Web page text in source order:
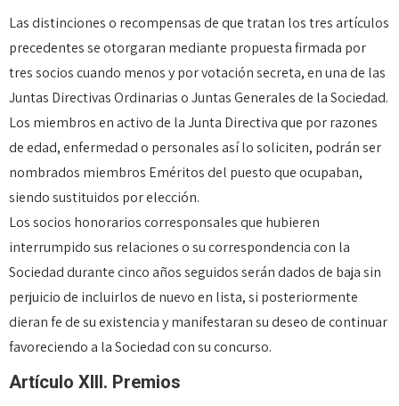
Las distinciones o recompensas de que tratan los tres artículos
precedentes se otorgaran mediante propuesta firmada por
tres socios cuando menos y por votación secreta, en una de las
Juntas Directivas Ordinarias o Juntas Generales de la Sociedad.
Los miembros en activo de la Junta Directiva que por razones
de edad, enfermedad o personales así lo soliciten, podrán ser
nombrados miembros Eméritos del puesto que ocupaban,
siendo sustituidos por elección.
Los socios honorarios corresponsales que hubieren
interrumpido sus relaciones o su correspondencia con la
Sociedad durante cinco años seguidos serán dados de baja sin
perjuicio de incluirlos de nuevo en lista, si posteriormente
dieran fe de su existencia y manifestaran su deseo de continuar
favoreciendo a la Sociedad con su concurso.
Artículo XIII. Premios